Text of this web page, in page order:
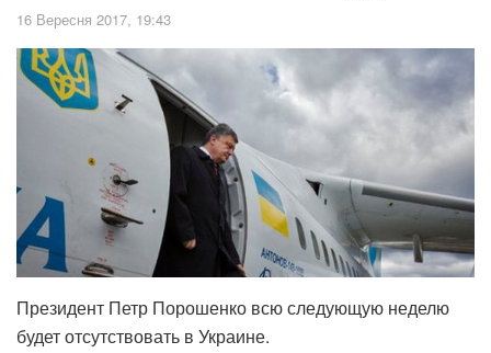
16 Вересня 2017, 19:43
Президент Петр Порошенко всю следующую неделю
будет отсутствовать в Украине.